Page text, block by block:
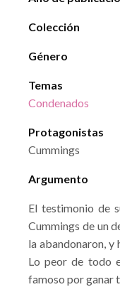
Colección
Género
Temas
Condenados
Protagonistas
Cummings
Argumento
El testimonio de
Cummings de un
la abandonaron, y
Lo peor de todo
famoso por ganar